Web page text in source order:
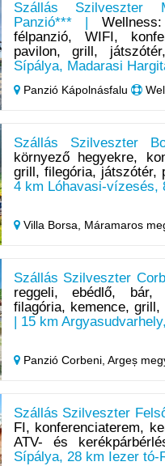
Szállás Szilveszter
Panzió*** |
félpanzió, WIFI,
pavilon, grill,
Sípálya, Madarasi
Panzió Kápolnásfalu
Szállás Szilveszter
környező hegyekre,
grill, filegória, játszótér,
4 km Lóhavasi-vízesés,
Villa Borsa, Máramaros
Szállás Szilveszter
reggeli, ebédlő, bár,
filagória, kemence,
| 15 km
Panzió Corbeni, Argeș
Szállás Szilveszter
FI, konferenciaterem,
ATV- és
Sípálya, 28 km Iezer tó-